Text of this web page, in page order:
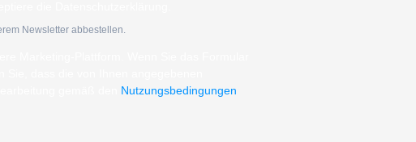
Newsletter abbestellen.
Nutzungsbedingungen